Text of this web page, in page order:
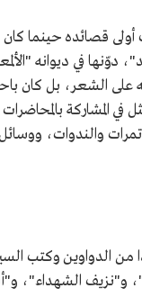
قصائده حينما كان
المجد"، دوّنها في
الشعر، بل كان
المشاركة
والندوات،
من الدواوين وكتب
و"نزيف الشهداء"،